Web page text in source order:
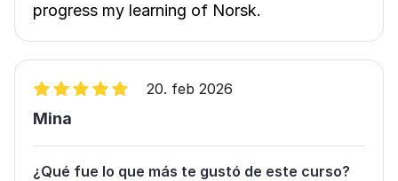
progress my learning of Norsk.
20. feb 2026
Mina
¿Qué fue lo que más te gustó de este curso?